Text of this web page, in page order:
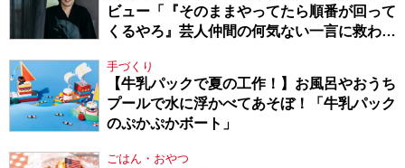
ビュー「『そのままやってたら順番が回って
くるやろ』芸人仲間の何気ない一言に救われ
手づくり
【牛乳パックで夏の工作！】お風呂やおうち
プールで水に浮かべてあそぼ！「牛乳パック
のぷかぷかボート」
ごはん・おやつ